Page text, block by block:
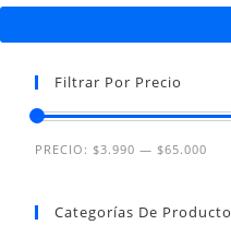
Filtrar Por Precio
PRECIO:$3.990 —$65.000
Categorías De Producto